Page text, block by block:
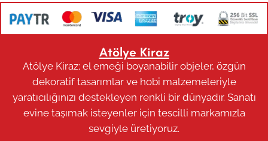
Atölye Kiraz
Atölye Kiraz; el emeği boyanabilir objeler, özgün
dekoratif tasarımlar ve hobi malzemeleriyle
yaratıcılığınızı destekleyen renkli bir dünyadır. Sanatı
evine taşımak isteyenler için tescilli markamızla
sevgiyle üretiyoruz.